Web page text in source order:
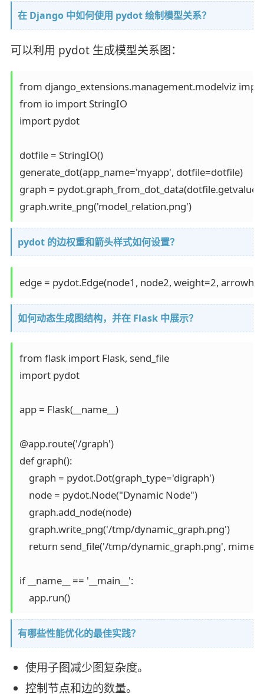
在 Django 中如何使用 pydot 绘制模型关系？
可以利用 pydot 生成模型关系图：
from django_extensions.management.modelviz
from io import StringIO
import pydot
dotfile = StringIO()
generate_dot(app_name='myapp', dotfile=dotfile)
graph =
graph.write_png('model_relation.png')
pydot 的边权重和箭头样式如何设置？
edge = pydot.Edge(node1, node2, weight=2,
如何动态生成图结构，并在 Flask 中展示？
from flask import Flask, send_file
import pydot
app = Flask(__name__)
@app.route('/graph')
def graph():
    graph = pydot.Dot(graph_type='digraph')
    node = pydot.Node("Dynamic Node")
    graph.add_node(node)
    graph.write_png('/tmp/dynamic_graph.png')
return send_file('/tmp/dynamic_graph.png',
if __name__ == '__main__':
    app.run()
有哪些性能优化的最佳实践？
使用子图减少图复杂度。
控制节点和边的数量。